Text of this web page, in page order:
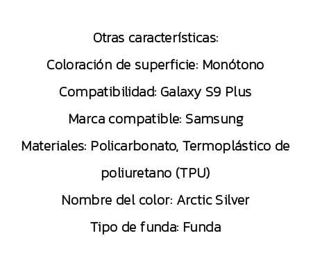
Otras características:
Coloración de superficie: Monótono
Compatibilidad: Galaxy S9 Plus
Marca compatible: Samsung
Materiales: Policarbonato, Termoplástico de
poliuretano (TPU)
Nombre del color: Arctic Silver
Tipo de funda: Funda